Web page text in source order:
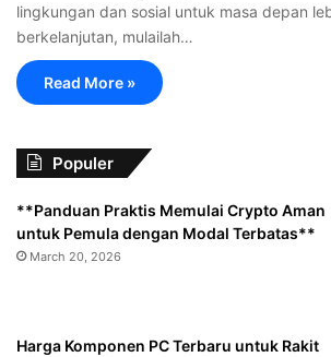
lingkungan dan sosial untuk masa depan
berkelanjutan, mulailah…
Read More »
Populer
**Panduan Praktis Memulai Crypto Aman
untuk Pemula dengan Modal Terbatas**
March 20, 2026
Harga Komponen PC Terbaru untuk Rakit